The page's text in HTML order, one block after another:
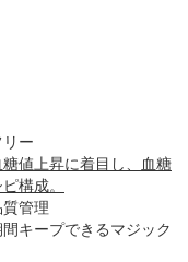
ー
値上昇に着目し、血糖
構成。
管理
キープできるマジック